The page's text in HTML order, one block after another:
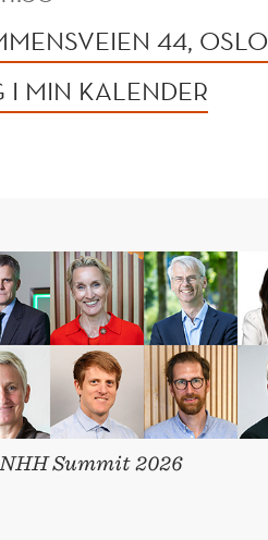
44, OSLO
I MIN KALENDER
Summit 2026